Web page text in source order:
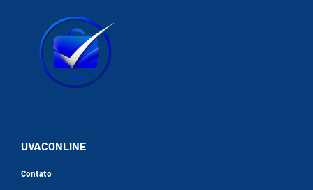
UVACONLINE
Contato